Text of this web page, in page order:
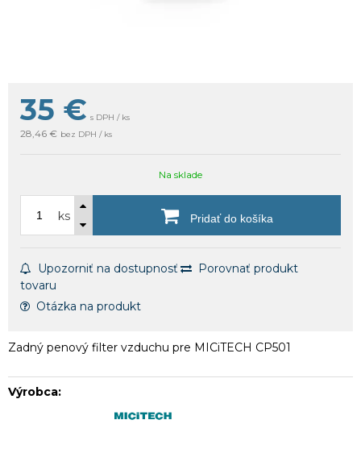
35 € s DPH / ks
28,46 € bez DPH / ks
Na sklade
ks Pridať do košíka
Upozorniť na dostupnosť
tovaru
Porovnať produkt
Otázka na produkt
Zadný penový filter vzduchu pre MICiTECH CP501
Výrobca: